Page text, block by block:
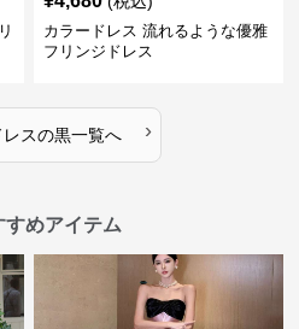
カラードレス 流れるような優雅
フリンジドレス
スの黒一覧へ ›
すめアイテム